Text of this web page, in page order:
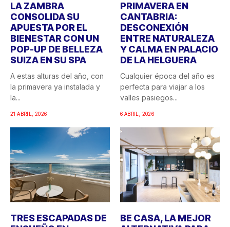
LA ZAMBRA
CONSOLIDA SU
APUESTA POR EL
BIENESTAR CON UN
POP-UP DE BELLEZA
SUIZA EN SU SPA
A estas alturas del año, con
la primavera ya instalada y
la...
21 ABRIL, 2026
PRIMAVERA EN
CANTABRIA:
DESCONEXIÓN
ENTRE NATURALEZA
Y CALMA EN PALACIO
DE LA HELGUERA
Cualquier época del año es
perfecta para viajar a los
valles pasiegos...
6 ABRIL, 2026
TRES ESCAPADAS DE
BE CASA, LA MEJOR